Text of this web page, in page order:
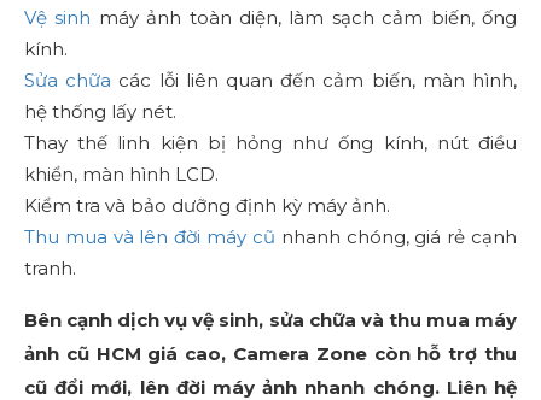
Vệ sinh máy ảnh toàn diện, làm sạch cảm biến, ống
kính.
Sửa chữa các lỗi liên quan đến cảm biến, màn hình,
hệ thống lấy nét.
Thay thế linh kiện bị hỏng như ống kính, nút điều
khiển, màn hình LCD.
Kiểm tra và bảo dưỡng định kỳ máy ảnh.
Thu mua và lên đời máy cũ nhanh chóng, giá rẻ cạnh
tranh.
Bên cạnh dịch vụ vệ sinh, sửa chữa và thu mua máy
ảnh cũ HCM giá cao, Camera Zone còn hỗ trợ thu
cũ đổi mới, lên đời máy ảnh nhanh chóng. Liên hệ